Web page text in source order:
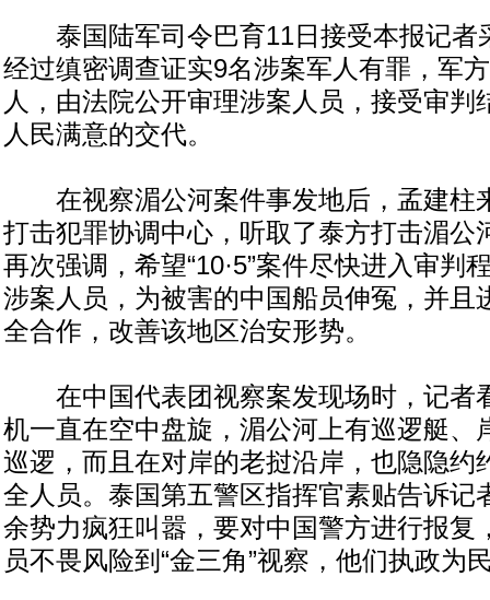
泰国陆军司令巴育11日接受本报记者
经过缜密调查证实9名涉案军人有罪，军
人，由法院公开审理涉案人员，接受审判
人民满意的交代。
在视察湄公河案件事发地后，孟建柱
打击犯罪协调中心，听取了泰方打击湄公
再次强调，希望“10·5”案件尽快进入审判
涉案人员，为被害的中国船员伸冤，并且
全合作，改善该地区治安形势。
在中国代表团视察案发现场时，记者
机一直在空中盘旋，湄公河上有巡逻艇、
巡逻，而且在对岸的老挝沿岸，也隐隐约
全人员。泰国第五警区指挥官素贴告诉记
余势力疯狂叫嚣，要对中国警方进行报复
员不畏风险到“金三角”视察，他们执政为